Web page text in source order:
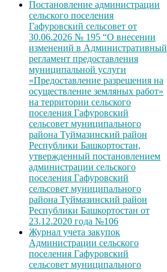
Постановление администрации
сельского поселения
Гафуровский сельсовет от
30.06.2026 № 195 “О внесении
изменений в Административный
регламент предоставления
муниципальной услуги
«Предоставление разрешения на
осуществление земляных работ»
на территории сельского
поселения Гафуровский
сельсовет муниципального
района Туймазинский район
Республики Башкортостан,
утвержденный постановлением
администрации сельского
поселения Гафуровский
сельсовет муниципального
района Туймазинский район
Республики Башкортостан от
23.12.2020 года №106
Журнал учета закупок
Администрации сельского
поселения Гафуровский
сельсовет муниципального